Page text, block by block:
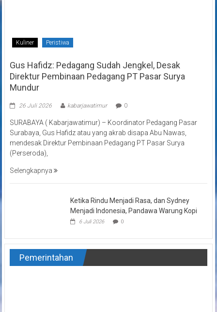
Kuliner Peristiwa
Gus Hafidz: Pedagang Sudah Jengkel, Desak
Direktur Pembinaan Pedagang PT Pasar Surya
Mundur
26 Juli 2026 kabarjawatimur 0
SURABAYA ( Kabarjawatimur) – Koordinator Pedagang Pasar
Surabaya, Gus Hafidz atau yang akrab disapa Abu Nawas,
mendesak Direktur Pembinaan Pedagang PT Pasar Surya
(Perseroda),
Selengkapnya
Ketika Rindu Menjadi Rasa, dan Sydney
Menjadi Indonesia, Pandawa Warung Kopi
6 Juli 2026 0
Pemerintahan